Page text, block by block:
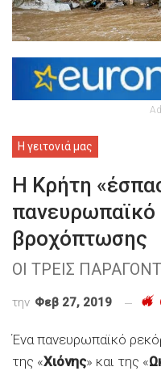
Η γειτονιά μας
Η Κρήτη
πανευρωπαϊκό
βροχόπτωσης
ΟΙ ΤΡΕΙΣ
την Φεβ 27, 2019
Ένα πανευρωπαϊκό
της «Χιόνης» και της «